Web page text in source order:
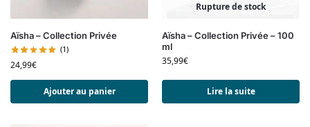
Aïsha – Collection Privée
(1)
24,99€
Ajouter au panier
Rupture de stock
Aïsha – Collection Privée – 100
ml
35,99€
Lire la suite